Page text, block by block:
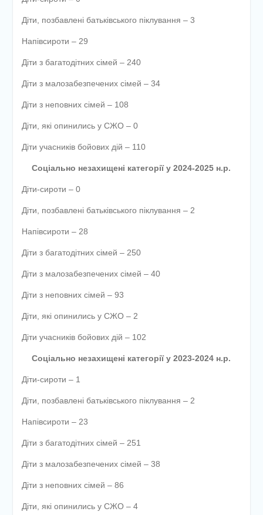
дитячо-юнацької
«Сокіл» («Джура»)
проведено підсумкову
педагогічну раду
Діти, позбавлені батьківського піклування – 3
Напівсироти – 29
Діти з багатодітних сімей – 240
Діти з малозабезпечених сімей – 34
Діти з неповних сімей – 108
Діти, які опинились у СЖО – 0
Діти учасників бойових дій – 110
Соціально незахищені категорії у 2024-2025 н.р.
Діти-сироти – 0
Діти, позбавлені батьківського піклування – 2
Напівсироти – 28
Діти з багатодітних сімей – 250
Діти з малозабезпечених сімей – 40
Діти з неповних сімей – 93
Діти, які опинились у СЖО – 2
Діти учасників бойових дій – 102
Соціально незахищені категорії у 2023-2024 н.р.
Діти-сироти – 1
Діти, позбавлені батьківського піклування – 2
Напівсироти – 23
Діти з багатодітних сімей – 251
Діти з малозабезпечених сімей – 38
Діти з неповних сімей – 86
Діти, які опинились у СЖО – 4